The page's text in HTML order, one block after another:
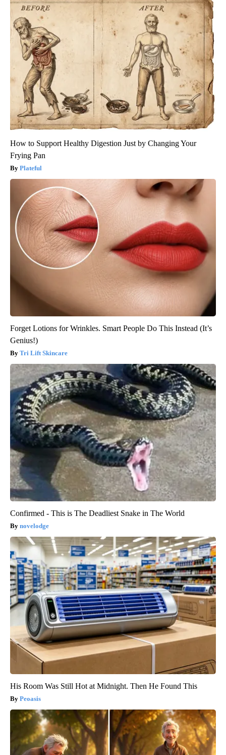
How to Support Healthy Digestion Just by Changing Your
Frying Pan
Plateful
Forget Lotions for Wrinkles. Smart People Do This Instead (It’s
Genius!)
Tri Lift Skincare
Confirmed - This is The Deadliest Snake in The World
novelodge
His Room Was Still Hot at Midnight. Then He Found This
Peoasis